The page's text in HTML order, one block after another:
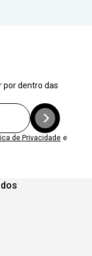
por dentro das
de Privacidade e